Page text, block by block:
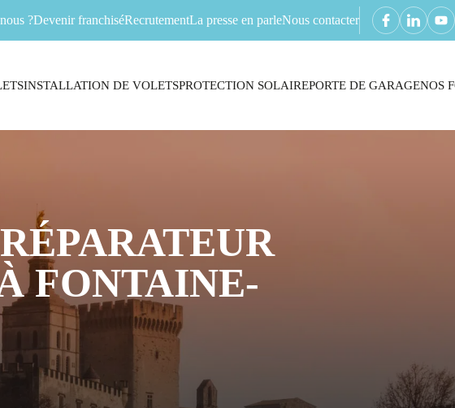
?Devenir franchiséRecrutementLa presse en parleNous contacter
INSTALLATION DE VOLETSPROTECTION SOLAIREPORTE DE GARAGENOS
FONTAINE-